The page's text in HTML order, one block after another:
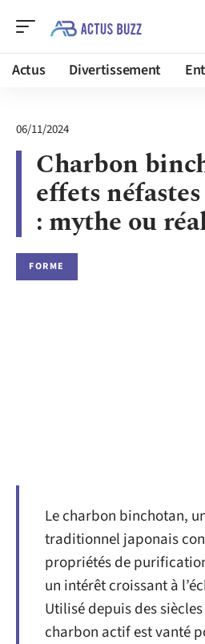
Actus Divertissement
06/11/2024
Charbon
effets
: mythe ou
FORME
Le charbon binchotan,
traditionnel japonais
propriétés de
un intérêt croissant à
Utilisé depuis des
charbon actif est vanté